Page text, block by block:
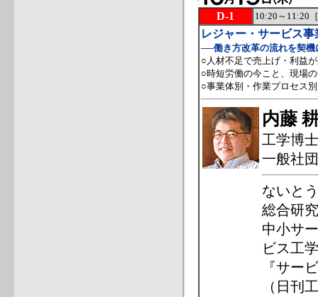
D-1 10:20～11:20
レジャー・サービス
──働き方改革の流れを契機
○人材不足で売上げ・利益
○時短労働の今こと、現場
○事業体別・作業プロセス
内藤
工学博士
一般社
ないと
総合研
中小サ
ビス工
『サー
（日刊